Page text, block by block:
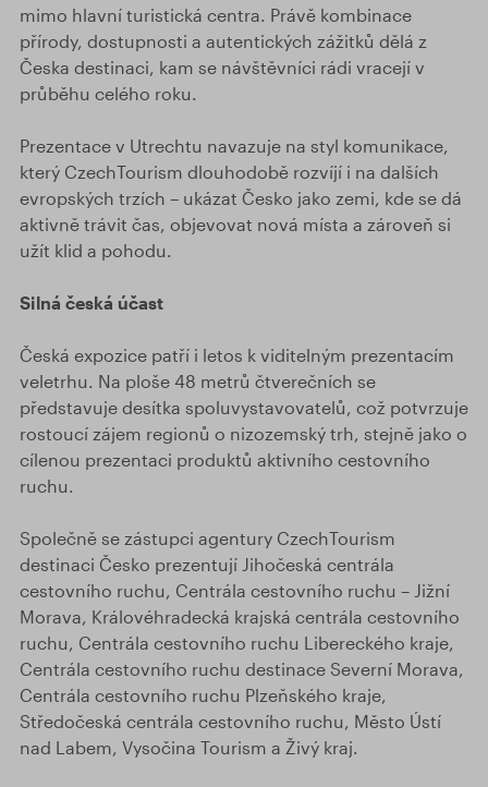
mimo hlavní turistická centra. Právě kombinace
přírody, dostupnosti a autentických zážitků dělá z
Česka destinaci, kam se návštěvníci rádi vracejí v
průběhu celého roku.
Prezentace v Utrechtu navazuje na styl komunikace,
který CzechTourism dlouhodobě rozvíjí i na dalších
evropských trzích – ukázat Česko jako zemi, kde se dá
aktivně trávit čas, objevovat nová místa a zároveň si
užít klid a pohodu.
Silná česká účast
Česká expozice patří i letos k viditelným prezentacím
veletrhu. Na ploše 48 metrů čtverečních se
představuje desítka spoluvystavovatelů, což potvrzuje
rostoucí zájem regionů o nizozemský trh, stejně jako o
cílenou prezentaci produktů aktivního cestovního
ruchu.
Společně se zástupci agentury CzechTourism
destinaci Česko prezentují Jihočeská centrála
cestovního ruchu, Centrála cestovního ruchu – Jižní
Morava, Královéhradecká krajská centrála cestovního
ruchu, Centrála cestovního ruchu Libereckého kraje,
Centrála cestovního ruchu destinace Severní Morava,
Centrála cestovního ruchu Plzeňského kraje,
Středočeská centrála cestovního ruchu, Město Ústí
nad Labem, Vysočina Tourism a Živý kraj.